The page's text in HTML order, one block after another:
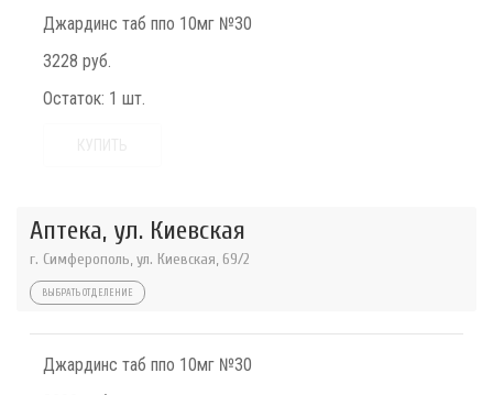
Джардинс таб ппо 10мг №30
3228 руб.
Остаток: 1 шт.
Аптека, ул. Киевская
г. Симферополь, ул. Киевская, 69/2
ВЫБРАТЬ ОТДЕЛЕНИЕ
Джардинс таб ппо 10мг №30